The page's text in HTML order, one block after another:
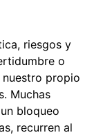
riesgos y
o
propio
Muchas
bloqueo
recurren al